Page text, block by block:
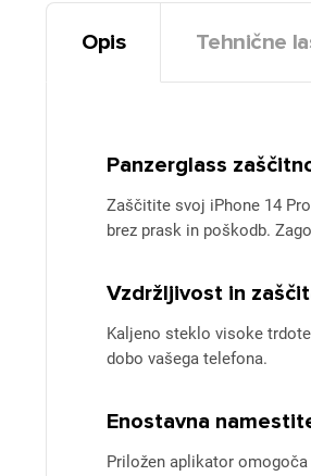
Opis Tehnične
Panzerglass
Zaščitite svoj iPhone 14
brez prask in poškodb.
Vzdržljivost in
Kaljeno steklo visoke
dobo vašega telefona.
Enostavna
Priložen aplikator